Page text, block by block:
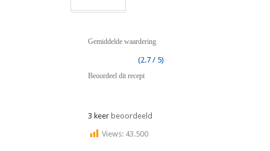
Gemiddelde waardering
(2.7 / 5)
Beoordeel dit recept
3 keer beoordeeld
Views: 43.500